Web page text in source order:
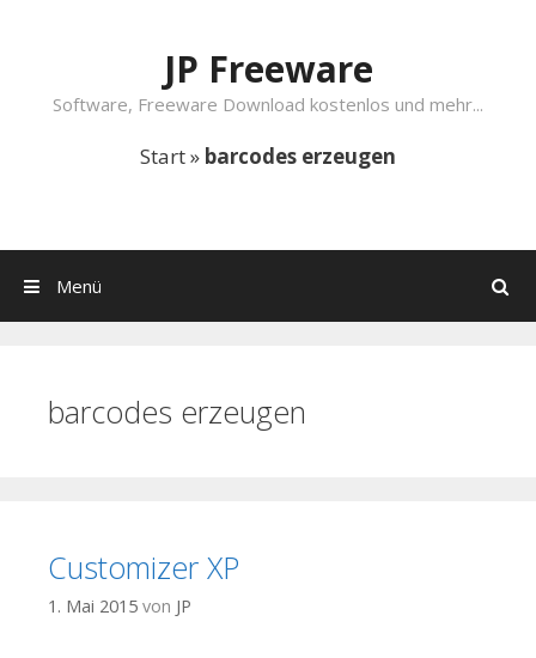
JP Freeware
Software, Freeware Download kostenlos und mehr...
Start» barcodes erzeugen
Suchen
Menü
barcodes erzeugen
Customizer XP
1. Mai 2015 von JP